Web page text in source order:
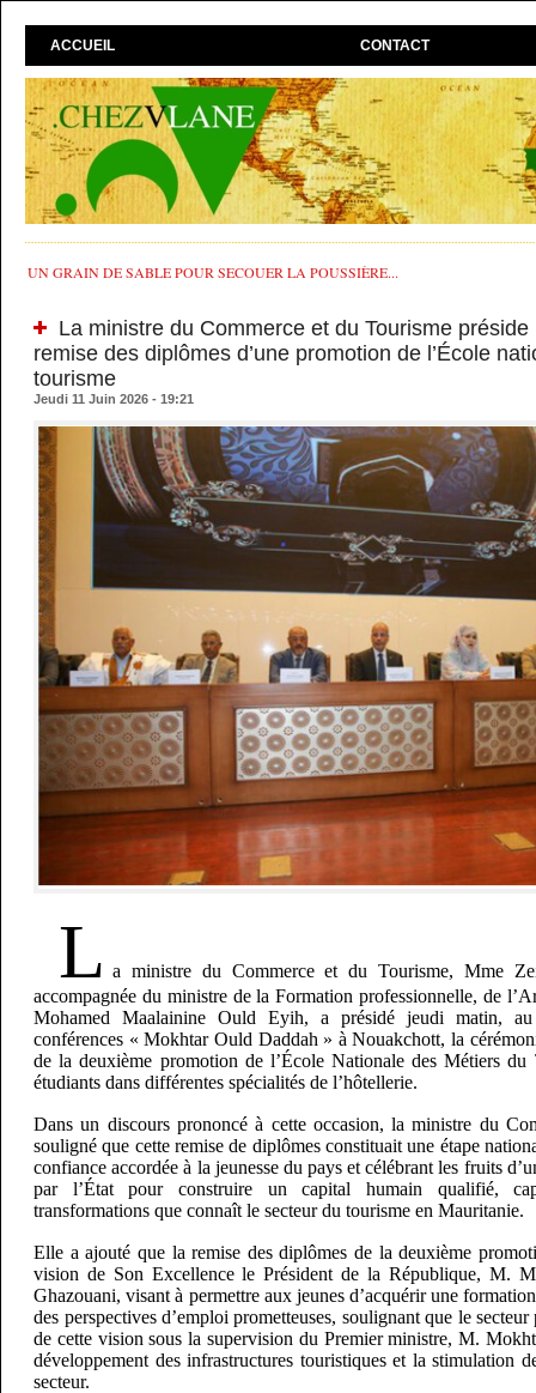
ACCUEIL CONTACT
UN GRAIN DE SABLE POUR SECOUER LA POUSSIÈRE...
La ministre du Commerce et du Tourisme
remise des diplômes d’une promotion de l’École
tourisme
Jeudi 11 Juin 2026 - 19:21
L a ministre du Commerce et du Tourisme, Mme
accompagnée du ministre de la Formation professionnelle, de
Mohamed Maalainine Ould Eyih, a présidé jeudi matin,
conférences « Mokhtar Ould Daddah » à Nouakchott, la
de la deuxième promotion de l’École Nationale des Métiers
étudiants dans différentes spécialités de l’hôtellerie.
Dans un discours prononcé à cette occasion, la ministre du
souligné que cette remise de diplômes constituait une étape
confiance accordée à la jeunesse du pays et célébrant les fruits
par l’État pour construire un capital humain qualifié,
transformations que connaît le secteur du tourisme en Mauritanie.
Elle a ajouté que la remise des diplômes de la deuxième
vision de Son Excellence le Président de la République, M.
Ghazouani, visant à permettre aux jeunes d’acquérir une
des perspectives d’emploi prometteuses, soulignant que le
de cette vision sous la supervision du Premier ministre, M.
développement des infrastructures touristiques et la stimulation
secteur.